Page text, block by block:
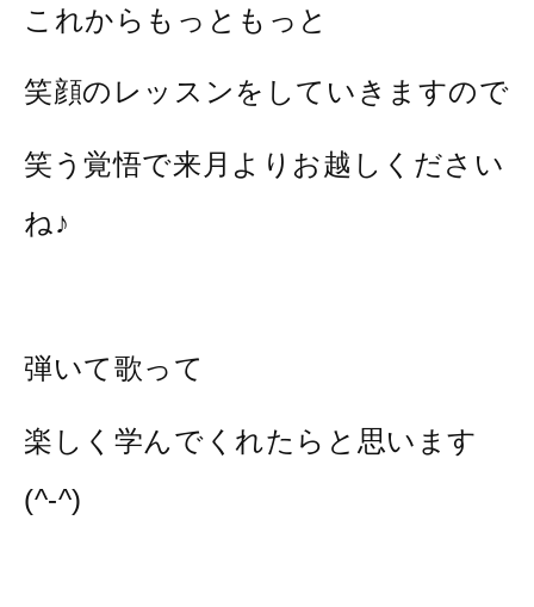
これからもっともっと
笑顔のレッスンをしていきますので
笑う覚悟で来月よりお越しください
ね♪
弾いて歌って
楽しく学んでくれたらと思います
(^-^)